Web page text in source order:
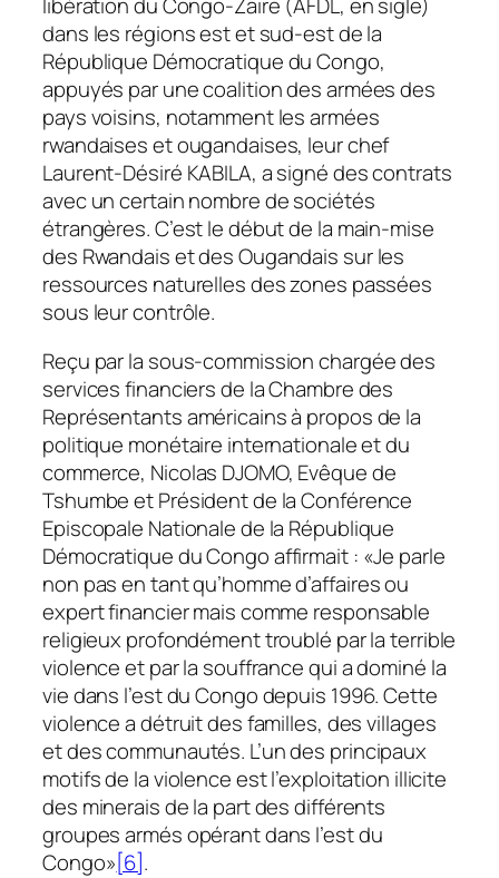
dans les régions est et sud-est de la
République Démocratique du Congo,
appuyés par une coalition des armées des
pays voisins, notamment les armées
rwandaises et ougandaises, leur chef
Laurent-Désiré KABILA, a signé des contrats
avec un certain nombre de sociétés
étrangères. C’est le début de la main-mise
des Rwandais et des Ougandais sur les
ressources naturelles des zones passées
sous leur contrôle.
Reçu par la sous-commission chargée des
services financiers de la Chambre des
Représentants américains à propos de la
politique monétaire internationale et du
commerce, Nicolas DJOMO, Evêque de
Tshumbe et Président de la Conférence
Episcopale Nationale de la République
Démocratique du Congo affirmait : «Je parle
non pas en tant qu’homme d’affaires ou
expert financier mais comme responsable
religieux profondément troublé par la terrible
violence et par la souffrance qui a dominé la
vie dans l’est du Congo depuis 1996. Cette
violence a détruit des familles, des villages
et des communautés. L’un des principaux
motifs de la violence est l’exploitation illicite
des minerais de la part des différents
groupes armés opérant dans l’est du
Congo»[6].